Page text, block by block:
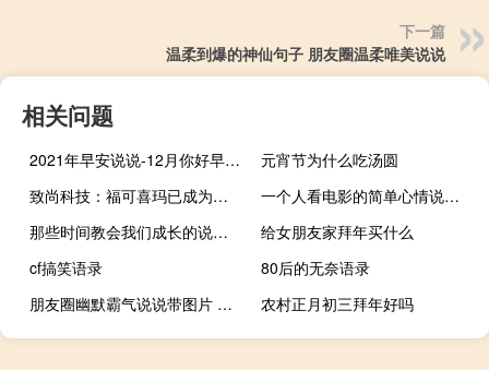
下一篇
温柔到爆的神仙句子 朋友圈温柔唯美说说
相关问题
2021年早安说说-12月你好早安图片说说2019 十二月早上好的文字图片说说
元宵节为什么吃汤圆
致尚科技：福可喜玛已成为华为、海信光电等企业光通讯业务MPO产品供应商
一个人看电影的简单心情说说 晒电影票的配文文艺范
那些时间教会我们成长的说说 有些心酸又有道理的心情说说
给女朋友家拜年买什么
cf搞笑语录
80后的无奈语录
朋友圈幽默霸气说说带图片 是金子会发光何况我是钻石
农村正月初三拜年好吗